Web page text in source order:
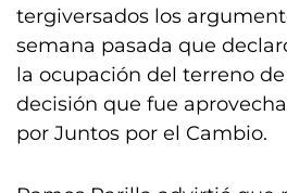
tergiversados los
semana pasada que
la ocupación del terreno
decisión que fue
por Juntos por el Cambio.